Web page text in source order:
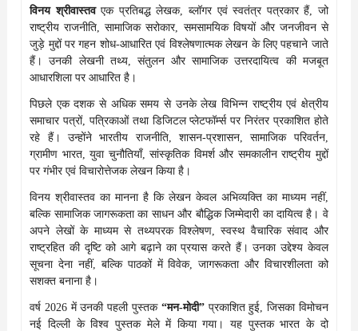
विनय श्रीवास्तवएक प्रतिबद्ध लेखक, ब्लॉगर एवं स्वतंत्र पत्रकार हैं, जो
राष्ट्रीय राजनीति, सामाजिक सरोकार, समसामयिक विषयों और जनजीवन से
जुड़े मुद्दों पर गहन शोध-आधारित एवं विश्लेषणात्मक लेखन के लिए पहचाने जाते
हैं। उनकी लेखनी तथ्य, संतुलन और सामाजिक उत्तरदायित्व की मजबूत
आधारशिला पर आधारित है।
पिछले एक दशक से अधिक समय से उनके लेख विभिन्न राष्ट्रीय एवं क्षेत्रीय
समाचार पत्रों, पत्रिकाओं तथा डिजिटल प्लेटफॉर्म्स पर निरंतर प्रकाशित होते
रहे हैं। उन्होंने भारतीय राजनीति, शासन-प्रशासन, सामाजिक परिवर्तन,
ग्रामीण भारत, युवा चुनौतियाँ, सांस्कृतिक विमर्श और समकालीन राष्ट्रीय मुद्दों
पर गंभीर एवं विचारोत्तेजक लेखन किया है।
विनय श्रीवास्तव का मानना है कि लेखन केवल अभिव्यक्ति का माध्यम नहीं,
बल्कि सामाजिक जागरूकता का साधन और बौद्धिक जिम्मेदारी का दायित्व है। वे
अपने लेखों के माध्यम से तथ्यपरक विश्लेषण, स्वस्थ वैचारिक संवाद और
राष्ट्रहित की दृष्टि को आगे बढ़ाने का प्रयास करते हैं। उनका उद्देश्य केवल
सूचना देना नहीं, बल्कि पाठकों में विवेक, जागरूकता और विचारशीलता को
सशक्त बनाना है।
वर्ष 2026 में उनकी पहली पुस्तक “मन-मोदी”प्रकाशित हुई, जिसका विमोचन
नई दिल्ली के विश्व पुस्तक मेले में किया गया। यह पुस्तक भारत के दो